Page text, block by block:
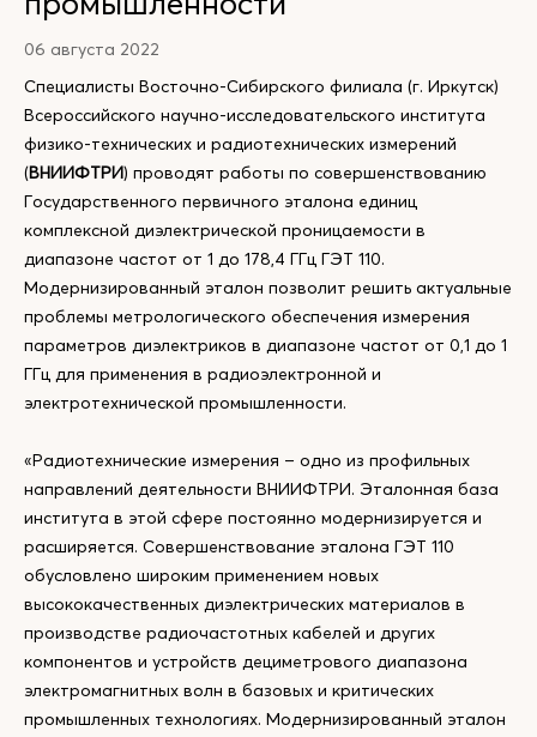
06 августа 2022
Специалисты Восточно-Сибирского филиала (г. Иркутск)
Всероссийского научно-исследовательского института
физико-технических и радиотехнических измерений
(ВНИИФТРИ) проводят работы по совершенствованию
Государственного первичного эталона единиц
комплексной диэлектрической проницаемости в
диапазоне частот от 1 до 178,4 ГГц ГЭТ 110.
Модернизированный эталон позволит решить актуальные
проблемы метрологического обеспечения измерения
параметров диэлектриков в диапазоне частот от 0,1 до 1
ГГц для применения в радиоэлектронной и
электротехнической промышленности.
«Радиотехнические измерения – одно из профильных
направлений деятельности ВНИИФТРИ. Эталонная база
института в этой сфере постоянно модернизируется и
расширяется. Совершенствование эталона ГЭТ 110
обусловлено широким применением новых
высококачественных диэлектрических материалов в
производстве радиочастотных кабелей и других
компонентов и устройств дециметрового диапазона
электромагнитных волн в базовых и критических
промышленных технологиях. Модернизированный эталон